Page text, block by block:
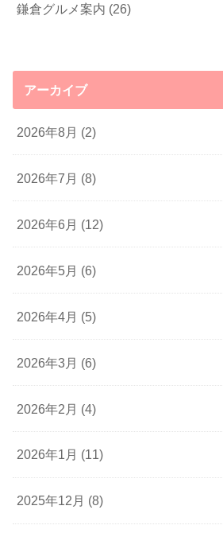
鎌倉グルメ案内 (26)
アーカイブ
2026年8月 (2)
2026年7月 (8)
2026年6月 (12)
2026年5月 (6)
2026年4月 (5)
2026年3月 (6)
2026年2月 (4)
2026年1月 (11)
2025年12月 (8)